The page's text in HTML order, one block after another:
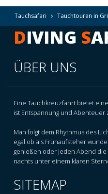
Tauchsafari Tauchtouren in
DIVING S
ÜBER UNS
Eine Tauchkreuzfahrt bietet
ist Entspannung und Abenteuer
Man folgt dem Rhythmus des
egal ob als Frühaufsteher
genießen oder jeden Abend
nachts unter einem klaren
SITEMAP